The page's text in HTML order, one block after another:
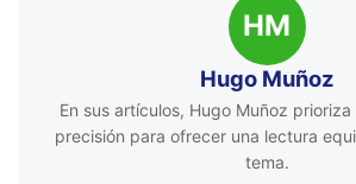
HM
Hugo Muñoz
En sus artículos, Hugo Muñoz
precisión para ofrecer una lectura
tema.